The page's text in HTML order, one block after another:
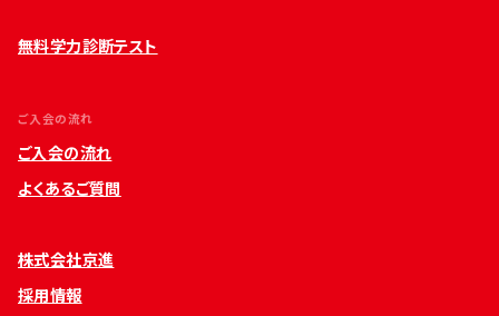
無料学力診断テスト
ご入会の流れ
ご入会の流れ
よくあるご質問
株式会社京進
採用情報